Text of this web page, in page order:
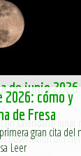
de junio
calendario lunar
observación del
2026: cómo y
de Fresa
gran cita del
Leer